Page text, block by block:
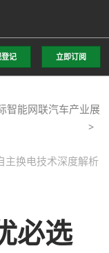
记 立即订阅
智能网联汽车产业展
主换电技术深度解析
必选